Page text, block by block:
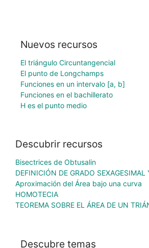
Nuevos recursos
El triángulo Circuntangencial
El punto de Longchamps
Funciones en un intervalo [a, b]
Funciones en el bachillerato
H es el punto medio
Descubrir recursos
Bisectrices de Obtusalin
DEFINICIÓN DE GRADO
Aproximación del Área bajo una curva
HOMOTECIA
TEOREMA SOBRE EL ÁREA DE UN
Descubre temas